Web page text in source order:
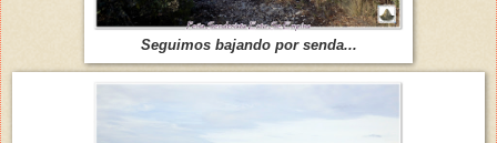
Seguimos bajando por senda...